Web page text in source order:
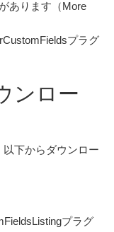
あります（More
プラグ
ンロー
下からダウンロー
プラグ